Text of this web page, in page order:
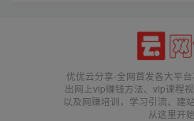
优优云分享-全网首发各大平
出网上vip赚钱方法、vip课程
以及网赚培训，学习引流、建
从这里开始